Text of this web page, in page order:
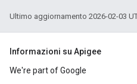
Ultimo aggiornamento 2026-02-03
Informazioni su Apigee
We're part of Google